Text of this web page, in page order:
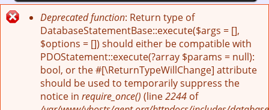
Mensaje de error
Deprecated function: Return type of
DatabaseStatementBase::execute($args = [],
$options = []) should either be compatible with
PDOStatement::execute(?array $params = null):
bool, or the #[\ReturnTypeWillChange] attribute
should be used to temporarily suppress the
notice in require_once() (line2244 of